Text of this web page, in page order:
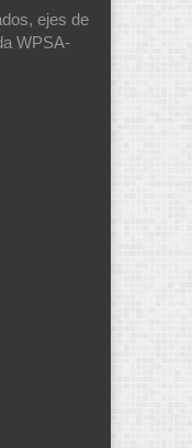
ejes de
WPSA-